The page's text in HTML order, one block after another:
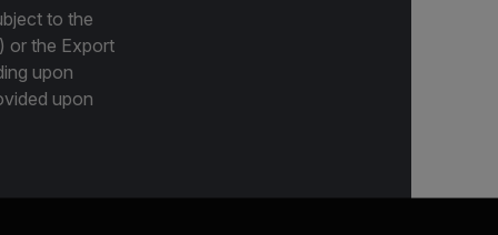
to the
or the Export
upon
upon